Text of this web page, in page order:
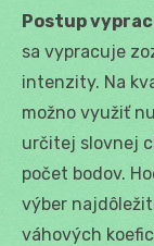
Postup
sa vypracuje
intenzity. Na
možno využiť
určitej slovnej
počet bodov.
výber
váhových